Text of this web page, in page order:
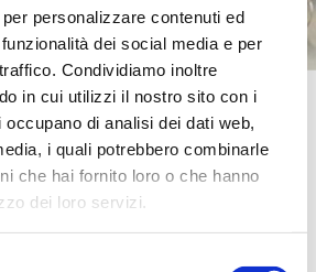
personalizzare contenuti ed
dei social media e per
Condividiamo inoltre
in cui utilizzi il nostro sito con i
di analisi dei dati web,
i quali potrebbero combinarle
che hai fornito loro o che hanno
dei loro servizi.
cervello?
cervello in cartoncino cercando di